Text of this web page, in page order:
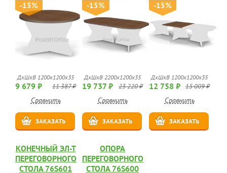
-15%
ДхШхВ 1200х1200х35
9 679 ₽ 11 387 ₽
Сравнить
ЗАКАЗАТЬ
-15%
ДхШхВ 2200х1200х35
19 737 ₽ 23 220 ₽
Сравнить
ЗАКАЗАТЬ
-15%
ДхШхВ 1200х1200х35
12 758 ₽ 15 009 ₽
Сравнить
ЗАКАЗАТЬ
КОНЕЧНЫЙ ЭЛ-Т
ПЕРЕГОВОРНОГО
СТОЛА 76S601
ОПОРА
ПЕРЕГОВОРНОГО
СТОЛА 76S600